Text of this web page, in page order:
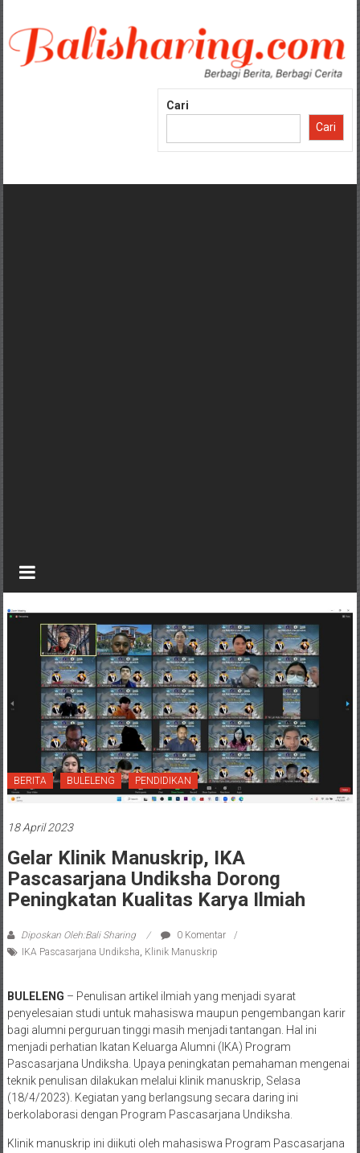
konten
Cari
Cari
BERITA BULELENG PENDIDIKAN
18 April 2023
Gelar Klinik Manuskrip, IKA
Pascasarjana Undiksha Dorong
Peningkatan Kualitas Karya Ilmiah
Diposkan Oleh:Bali Sharing
0 Komentar
IKA Pascasarjana Undiksha, Klinik Manuskrip
BULELENG – Penulisan artikel ilmiah yang menjadi syarat
penyelesaian studi untuk mahasiswa maupun pengembangan karir
bagi alumni perguruan tinggi masih menjadi tantangan. Hal ini
menjadi perhatian Ikatan Keluarga Alumni (IKA) Program
Pascasarjana Undiksha. Upaya peningkatan pemahaman mengenai
teknik penulisan dilakukan melalui klinik manuskrip, Selasa
(18/4/2023). Kegiatan yang berlangsung secara daring ini
berkolaborasi dengan Program Pascasarjana Undiksha.
Klinik manuskrip ini diikuti oleh mahasiswa Program Pascasarjana